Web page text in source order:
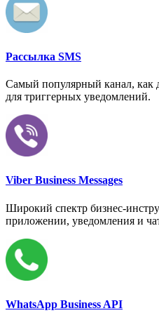
Рассылка SMS
Самый популярный канал, как
для триггерных уведомлений.
Viber Business Messages
Широкий спектр бизнес-
приложении, уведомления и
WhatsApp Business API